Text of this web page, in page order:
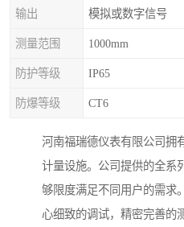
输出 模拟或数字信号
测量范围 1000mm
防护等级 IP65
防爆等级 CT6
河南福瑞德仪表有限公司拥
计量设施。公司提供的全系
够限度满足不同用户的需求
心细致的调试，精密完善的